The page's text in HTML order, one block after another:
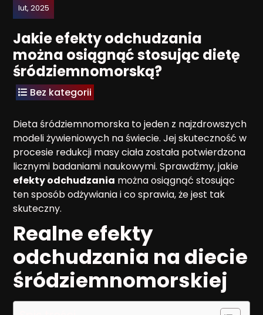
lut, 2025
Jakie efekty odchudzania
można osiągnąć stosując dietę
śródziemnomorską?
Bez kategorii
Dieta śródziemnomorska to jeden z najzdrowszych
modeli żywieniowych na świecie. Jej skuteczność w
procesie redukcji masy ciała została potwierdzona
licznymi badaniami naukowymi. Sprawdźmy, jakie
efekty odchudzania można osiągnąć stosując
ten sposób odżywiania i co sprawia, że jest tak
skuteczny.
Realne efekty
odchudzania na diecie
śródziemnomorskiej